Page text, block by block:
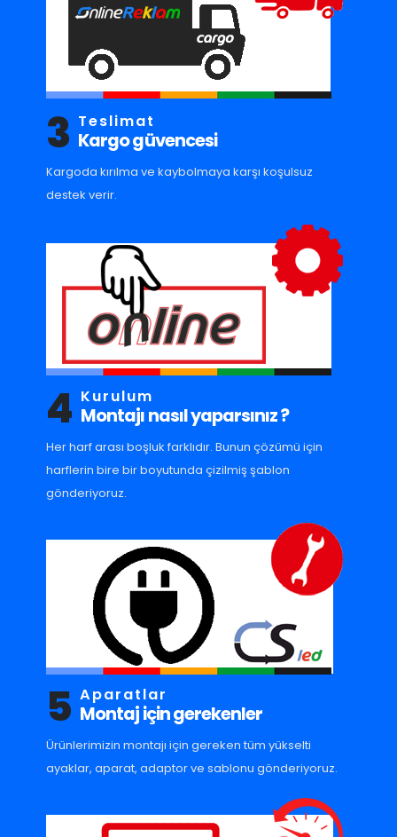
3 Teslimat
Kargo güvencesi
Kargoda kırılma ve kaybolmaya karşı koşulsuz
destek verir.
4 Kurulum
Montajı nasıl yaparsınız ?
Her harf arası boşluk farklıdır. Bunun çözümü için
harflerin bire bir boyutunda çizilmiş şablon
gönderiyoruz.
5 Aparatlar
Montaj için gerekenler
Ürünlerimizin montajı için gereken tüm yükselti
ayaklar, aparat, adaptor ve sablonu gönderiyoruz.